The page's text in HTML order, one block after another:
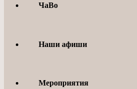
ЧаВо
Наши афиши
Мероприятия